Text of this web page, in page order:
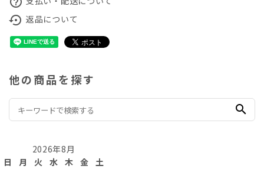
settings_backup_restore 返品について
他の商品を探す
search
2026年8月
日
月 火 水 木 金 土